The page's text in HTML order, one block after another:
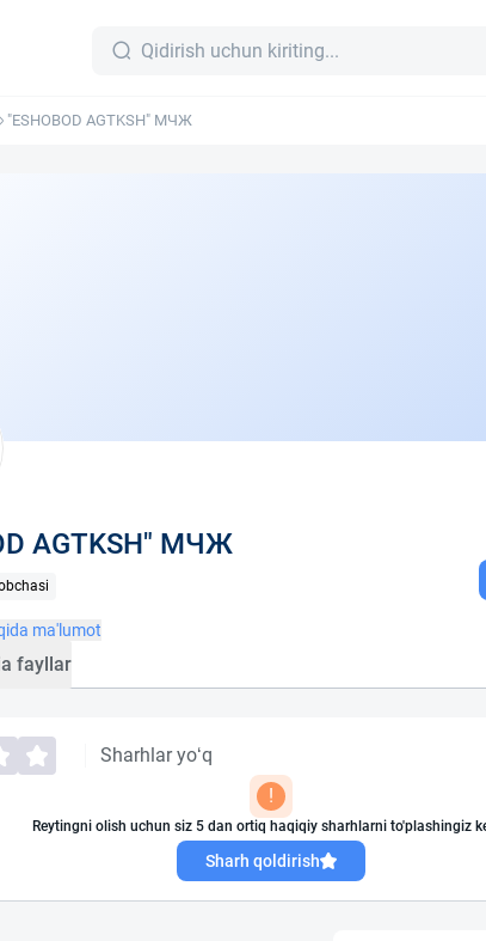
"ESHOBOD AGTKSH" МЧЖ
AGTKSH" МЧЖ
ma'lumot
fayllar
Sharhlar yo‘q
!
Reytingni olish uchun siz 5 dan ortiq haqiqiy sharhlarni to'plashingiz
Sharh qoldirish